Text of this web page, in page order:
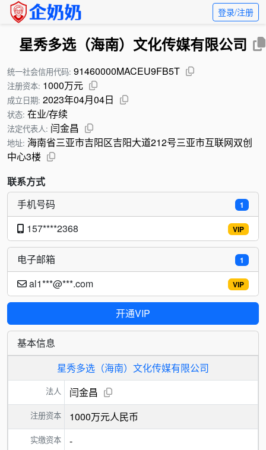
登录/注册
星秀多选（海南）文化传媒有限公司
统一社会信用代码: 91460000MACEU9FB5T
注册资本: 1000万元
成立日期: 2023年04月04日
状态: 在业/存续
法定代表人: 闫金昌
地址: 海南省三亚市吉阳区吉阳大道212号三亚市互联网双创
中心3楼
联系方式
1
手机号码
VIP
157****2368
1
电子邮箱
VIP
al1***@***.com
开通VIP
基本信息
星秀多选（海南）文化传媒有限公司
法人 闫金昌
注册资本 1000万元人民币
实缴资本 -